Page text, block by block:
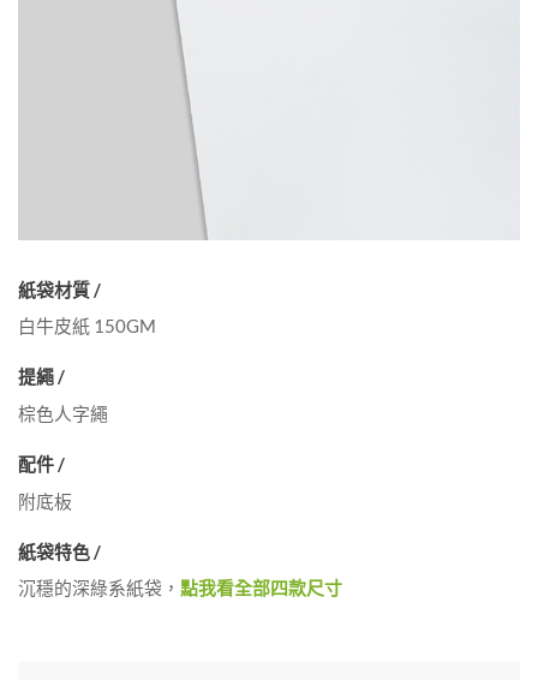
紙袋材質 /
白牛皮紙 150GM
提繩 /
棕色人字繩
配件 /
附底板
紙袋特色 /
沉穩的深綠系紙袋， 點我看全部四款尺寸